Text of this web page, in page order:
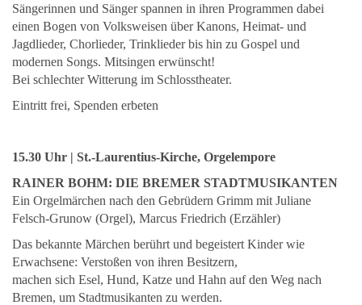
Sängerinnen und Sänger spannen in ihren Programmen dabei
einen Bogen von Volksweisen über Kanons, Heimat- und
Jagdlieder, Chorlieder, Trinklieder bis hin zu Gospel und
modernen Songs. Mitsingen erwünscht!
Bei schlechter Witterung im Schlosstheater.
Eintritt frei, Spenden erbeten
15.30 Uhr | St.-Laurentius-Kirche, Orgelempore
RAINER BOHM: DIE BREMER STADTMUSIKANTEN
Ein Orgelmärchen nach den Gebrüdern Grimm mit Juliane
Felsch-Grunow (Orgel), Marcus Friedrich (Erzähler)
Das bekannte Märchen berührt und begeistert Kinder wie
Erwachsene: Verstoßen von ihren Besitzern,
machen sich Esel, Hund, Katze und Hahn auf den Weg nach
Bremen, um Stadtmusikanten zu werden.